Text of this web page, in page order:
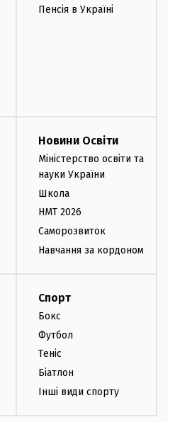
Пенсія в Україні
Новини Освіти
Міністерство освіти та
науки України
Школа
НМТ 2026
Саморозвиток
Навчання за кордоном
Спорт
Бокс
Футбол
Теніс
Біатлон
Інші види спорту